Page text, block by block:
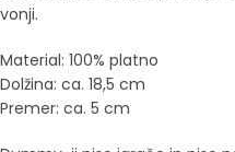
vonji.
Material: 100% platno
Dolžina: ca. 18,5 cm
Premer: ca. 5 cm